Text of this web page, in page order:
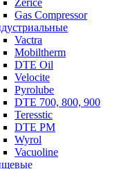
Zerice
Gas Compressor
Vactra
Mobiltherm
DTE Oil
Velocite
Pyrolube
DTE 700, 800, 900
Teresstic
DTE PM
Wyrol
Vacuoline